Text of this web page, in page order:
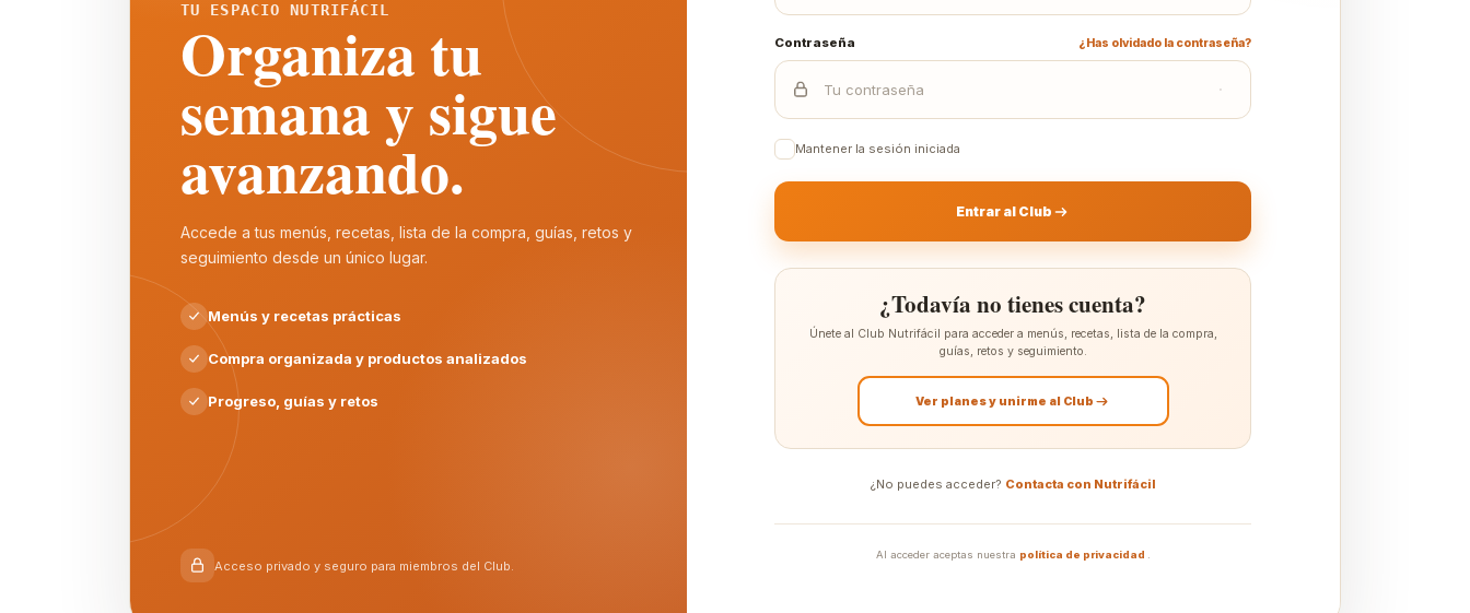
TU ESPACIO NUTRIFÁCIL
Organiza tu
semana y sigue
avanzando.
Accede a tus menús, recetas, lista de la compra, guías, retos y
seguimiento desde un único lugar.
Menús y recetas prácticas
Compra organizada y productos analizados
Progreso, guías y retos
Acceso privado y seguro para miembros del Club.
Contraseña ¿Has olvidado la contraseña?
Mantener la sesión iniciada
Entrar al Club
¿Todavía no tienes cuenta?
Únete al Club Nutrifácil para acceder a menús, recetas, lista de la compra,
guías, retos y seguimiento.
Ver planes y unirme al Club
¿No puedes acceder? Contacta con Nutrifácil
Al acceder aceptas nuestra política de privacidad